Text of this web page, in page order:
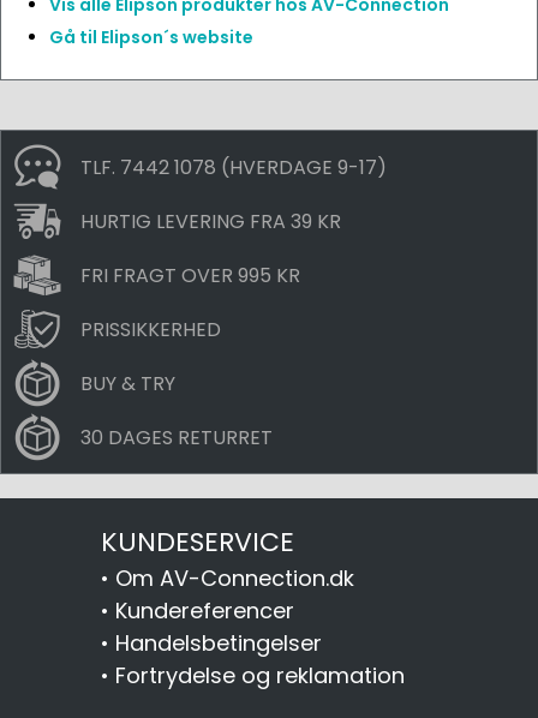
Vis alle Elipson produkter hos AV-Connection
Gå til Elipson´s website
TLF. 7442 1078 (HVERDAGE 9-17)
HURTIG LEVERING FRA 39 KR
FRI FRAGT OVER 995 KR
PRISSIKKERHED
BUY & TRY
30 DAGES RETURRET
KUNDESERVICE
• Om AV-Connection.dk
• Kundereferencer
• Handelsbetingelser
• Fortrydelse og reklamation